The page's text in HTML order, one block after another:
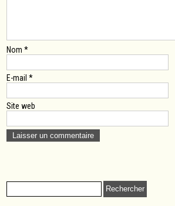
Nom*
E-mail*
Site web
Rechercher :